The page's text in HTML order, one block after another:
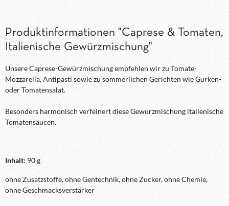
Produktinformationen "Caprese & Tomaten,
Italienische Gewürzmischung"
Unsere Caprese-Gewürzmischung empfehlen wir zu Tomate-
Mozzarella, Antipasti sowie zu sommerlichen Gerichten wie Gurken-
oder Tomatensalat.
Besonders harmonisch verfeinert diese Gewürzmischung italienische
Tomatensaucen.
Inhalt: 90 g
ohne Zusatzstoffe, ohne Gentechnik, ohne Zucker, ohne Chemie,
ohne Geschmacksverstärker